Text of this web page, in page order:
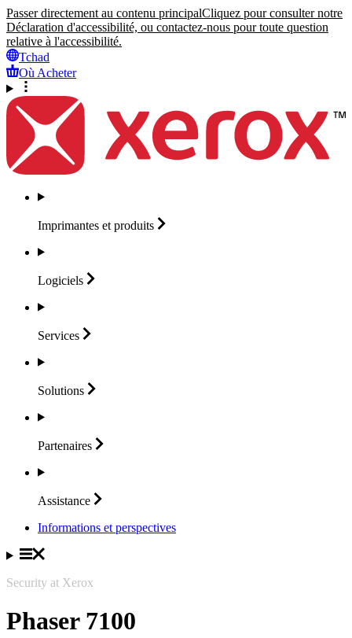
Passer directement au contenu principalCliquez pour consulter notre
Déclaration d'accessibilité, ou contactez-nous pour toute question
relative à l'accessibilité.
Tchad
Où Acheter
Imprimantes et produits
Logiciels
Services
Solutions
Partenaires
Assistance
Informations et perspectives
Security at Xerox
Phaser 7100